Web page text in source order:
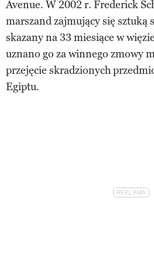
Avenue. W 2002 r. Frederick
marszand zajmujący się sztuką
skazany na 33 miesiące w
uznano go za winnego zmowy
przejęcie skradzionych
Egiptu.